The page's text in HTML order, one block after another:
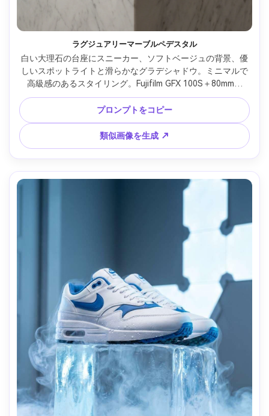
ラグジュアリーマーブルペデスタル
白い大理石の台座にスニーカー、ソフトベージュの背景、優
しいスポットライトと滑らかなグラデシャドウ。ミニマルで
高級感のあるスタイリング。Fujifilm GFX 100S＋80mm・
f/8・フォトリアルなレザーグレイン＆エッジ、ブランドキャ
ンペーン風 --ar 4:5
プロンプトをコピー
類似画像を生成 ↗